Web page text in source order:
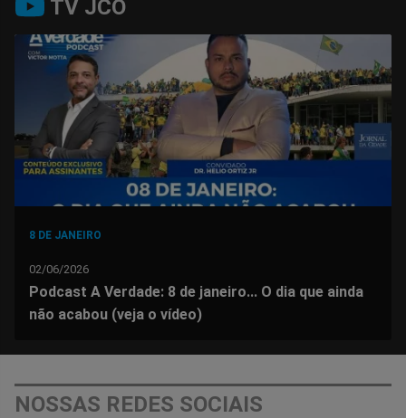
no
Facebook
no
Whatsapp
no
Twitter
no
Messenger
no
Telegram
no
Gettr
TV JCO
8 DE JANEIRO
02/06/2026
Podcast A Verdade: 8 de janeiro... O dia que ainda
não acabou (veja o vídeo)
NOSSAS REDES SOCIAIS